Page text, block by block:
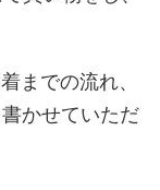
までの流れ、
かせていただ